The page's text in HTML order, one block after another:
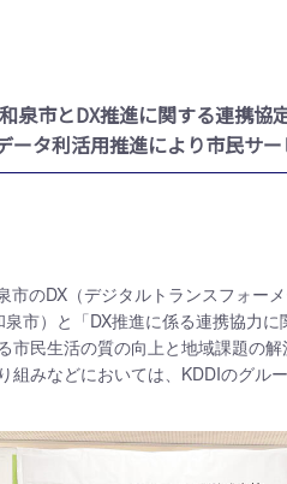
和泉市とDX推進に関する連携協
ータ利活用推進により市民サ
市のDX（デジタルトランスフォー
市）と「DX推進に係る連携協力
市民生活の質の向上と地域課題の解
組みなどにおいては、KDDIのグル